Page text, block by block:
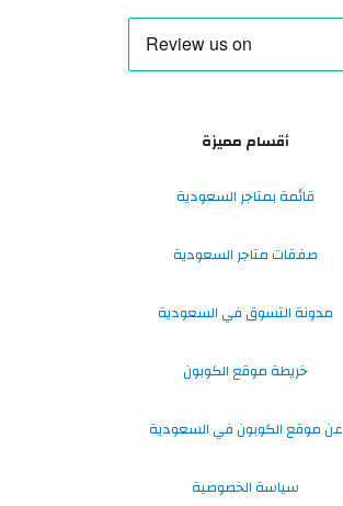
أقسام مميزة
قائمة بمتاجر السعودية
صفقات متاجر السعودية
مدونة التسوق في السعودية
خريطة موقع الكوبون
عن موقع الكوبون في السعودية
سياسة الخصوصية